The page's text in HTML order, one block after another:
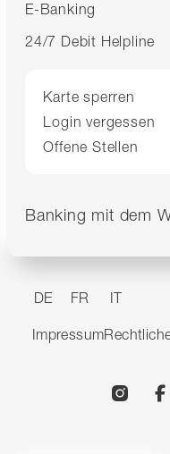
E-Banking
24/7 Debit Helpline
Karte sperren
Login vergessen
Offene Stellen
Banking mit dem
DE FR IT
Impressum